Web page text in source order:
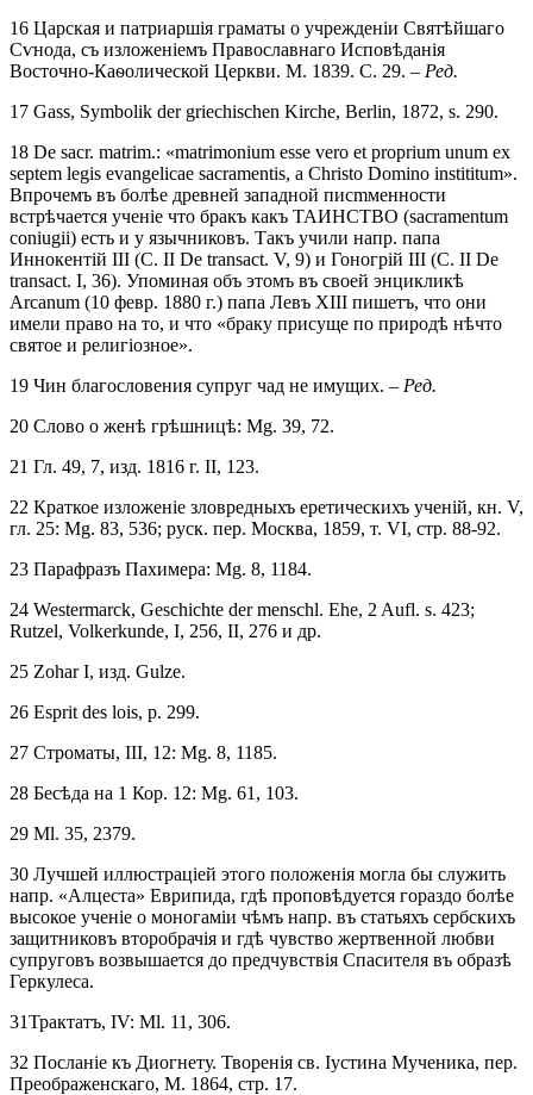
16 Царская и патриаршія граматы о учрежденіи Святѣйшаго
Сѵнода, съ изложеніемъ Православнаго Исповѣданія
Восточно-Каѳолической Церкви. М. 1839. С. 29. – Ред.
17 Gass, Symbolik der griechischen Kirche, Berlin, 1872, s. 290.
18 De sacr. matrim.: «matrimonium esse vero et proprium unum ex
septem legis evangelicae sacramentis, a Christo Domino instititum».
Впрочемъ въ болѣе древней западной писmменности
встрѣчается ученіе что бракъ какъ ТАИНСТВО (sacramentum
coniugii) есть и у язычниковъ. Такъ учили напр. папа
Иннокентій III (С. II De transact. V, 9) и Гоногрій III (С. II De
transact. I, 36). Упоминая объ этомъ въ своей энцикликѣ
Arcanum (10 февр. 1880 г.) папа Левъ XIII пишетъ, что они
имели право на то, и что «браку присуще по природѣ нѣчто
святое и религіозное».
19 Чин благословения супруг чад не имущих. – Ред.
20 Слово о женѣ грѣшницѣ: Mg. 39, 72.
21 Гл. 49, 7, изд. 1816 г. II, 123.
22 Краткое изложеніе зловредныхъ еретическихъ ученій, кн. V,
гл. 25: Mg. 83, 536; руск. пер. Москва, 1859, т. VI, стр. 88-92.
23 Парафразъ Пахимера: Mg. 8, 1184.
24 Westermarck, Geschichte der menschl. Ehe, 2 Aufl. s. 423;
Rutzel, Volkerkunde, I, 256, II, 276 и др.
25 Zohar I, изд. Gulze.
26 Esprit des lois, p. 299.
27 Строматы, III, 12: Mg. 8, 1185.
28 Бесѣда на 1 Кор. 12: Mg. 61, 103.
29 Ml. 35, 2379.
30 Лучшей иллюстраціей этого положенія могла бы служить
напр. «Алцеста» Еврипида, гдѣ проповѣдуется гораздо болѣе
высокое ученіе о моногаміи чѣмъ напр. въ статьяхъ сербскихъ
защитниковъ второбрачія и гдѣ чувство жертвенной любви
супруговъ возвышается до предчувствія Спасителя въ образѣ
Геркулеса.
31Трактатъ, IV: Ml. 11, 306.
32 Посланіе къ Диогнету. Творенія св. Іустина Мученика, пер.
Преображенскаго, М. 1864, стр. 17.